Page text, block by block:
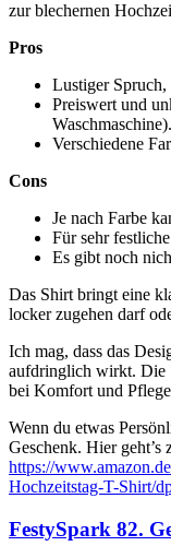
zur blechernen
Pros
Lustiger
Preiswert und
Waschmaschine).
Verschiedene
Cons
Je nach Farbe
Für sehr
Es gibt noch
Das Shirt bringt eine
locker zugehen darf
Ich mag, dass das
aufdringlich wirkt. Die
bei Komfort und
Wenn du etwas
Geschenk. Hier geht’s
https://
Hochzeitstag-T-Shirt/
FestySpark 82.